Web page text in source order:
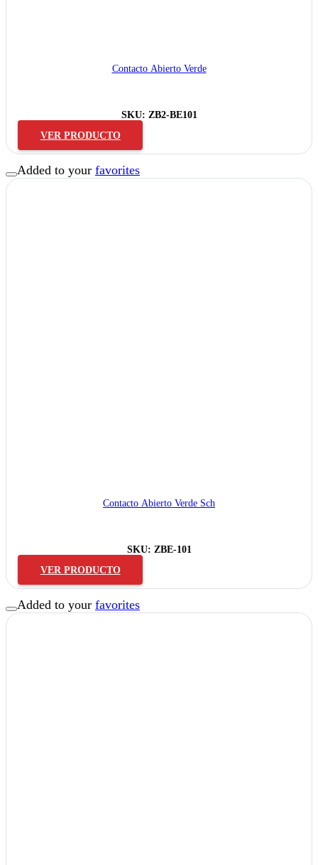
Contacto Abierto Verde
SKU: ZB2-BE101
VER PRODUCTO
Added to your favorites
Contacto Abierto Verde Sch
SKU: ZBE-101
VER PRODUCTO
Added to your favorites